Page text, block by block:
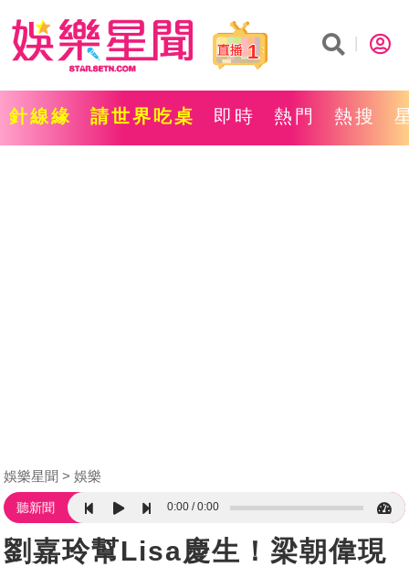
1
針線緣 請世界吃桌 即時 熱門 熱搜
娛樂星聞 娛樂
聽新聞 0:00 0:00
劉嘉玲幫Lisa慶生！梁朝偉現